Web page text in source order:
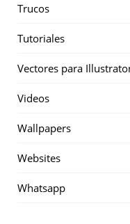
Trucos
Tutoriales
Vectores para
Videos
Wallpapers
Websites
Whatsapp